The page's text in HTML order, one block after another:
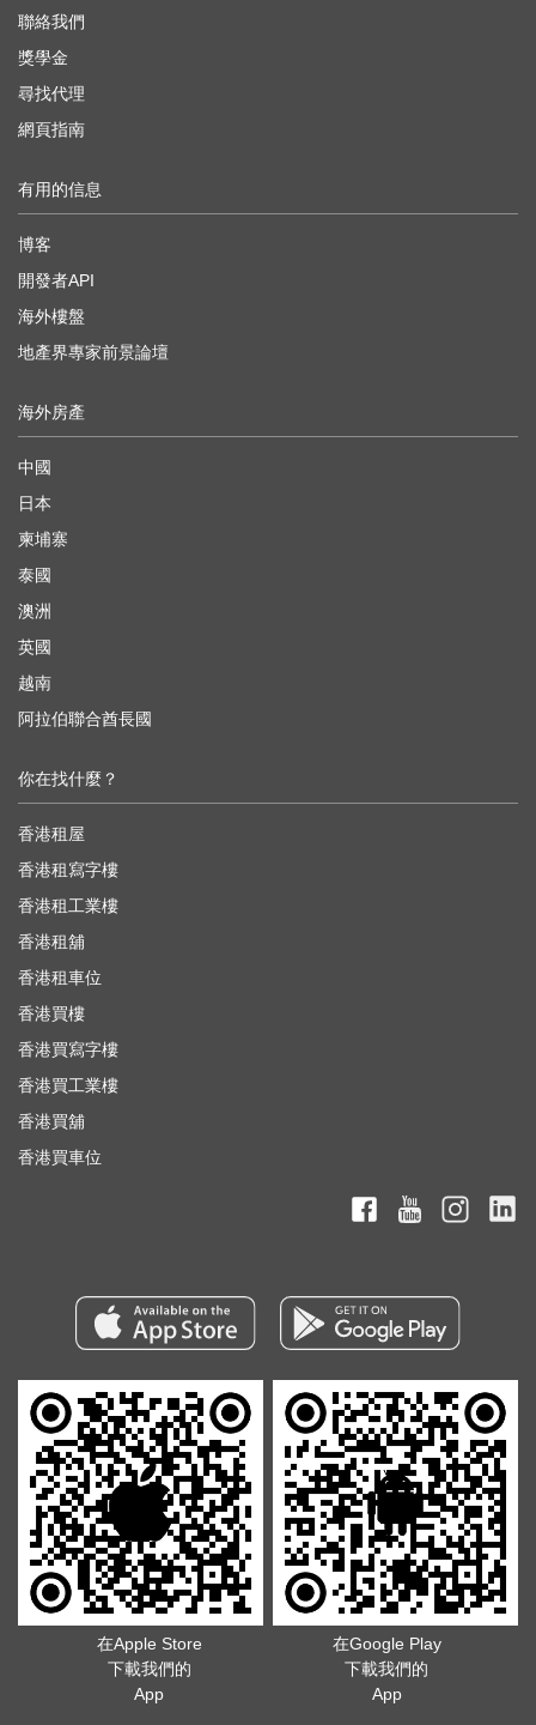
聯絡我們
獎學金
尋找代理
網頁指南
有用的信息
博客
開發者API
海外樓盤
地產界專家前景論壇
海外房產
中國
日本
柬埔寨
泰國
澳洲
英國
越南
阿拉伯聯合酋長國
你在找什麼？
香港租屋
香港租寫字樓
香港租工業樓
香港租舖
香港租車位
香港買樓
香港買寫字樓
香港買工業樓
香港買舖
香港買車位
在Apple Store
下載我們的
App
在Google Play
下載我們的
App